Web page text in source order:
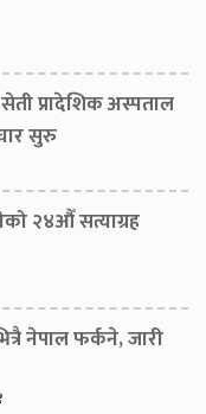
प्रादेशिक अस्पताल
सुरु
२४औँ सत्याग्रह
नेपाल फर्कने, जारी